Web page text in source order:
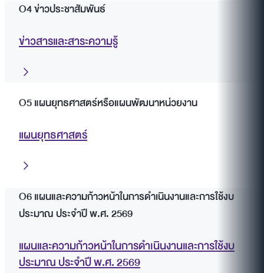
O4 ข่าวประชาสัมพันธ์
ข่าวสารและสาระความรู้
O5 แผนยุทธศาสตร์หรือแผนพัฒนาหน่วยงาน
แผนยุทธศาสตร์
O6 แผนและความก้าวหน้าในการดำเนินงานและการใช้งบ
ประมาณ ประจำปี พ.ศ. 2569
แผนและความก้าวหน้าในการดำเนินงานและการใช้งบ
ประมาณ ประจำปี พ.ศ. 2569